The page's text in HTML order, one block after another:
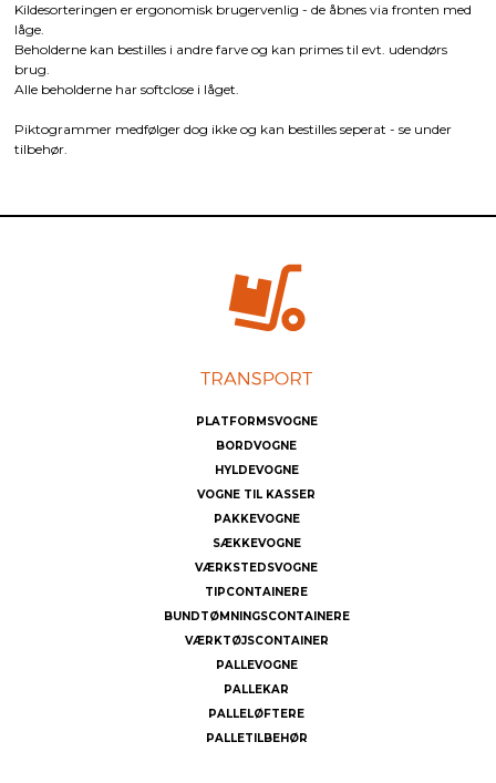
Kildesorteringen er ergonomisk brugervenlig - de åbnes via fronten med
låge.
Beholderne kan bestilles i andre farve og kan primes til evt. udendørs
brug.
Alle beholderne har softclose i låget.
Piktogrammer medfølger dog ikke og kan bestilles seperat - se under
tilbehør.
PLATFORMSVOGNE
BORDVOGNE
HYLDEVOGNE
VOGNE TIL KASSER
PAKKEVOGNE
SÆKKEVOGNE
VÆRKSTEDSVOGNE
TIPCONTAINERE
BUNDTØMNINGSCONTAINERE
VÆRKTØJSCONTAINER
PALLEVOGNE
PALLEKAR
PALLELØFTERE
PALLETILBEHØR